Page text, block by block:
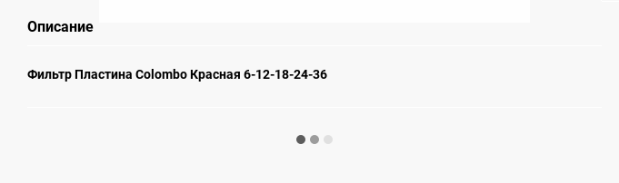
Описание
Фильтр Пластина Colombo Красная 6-12-18-24-36